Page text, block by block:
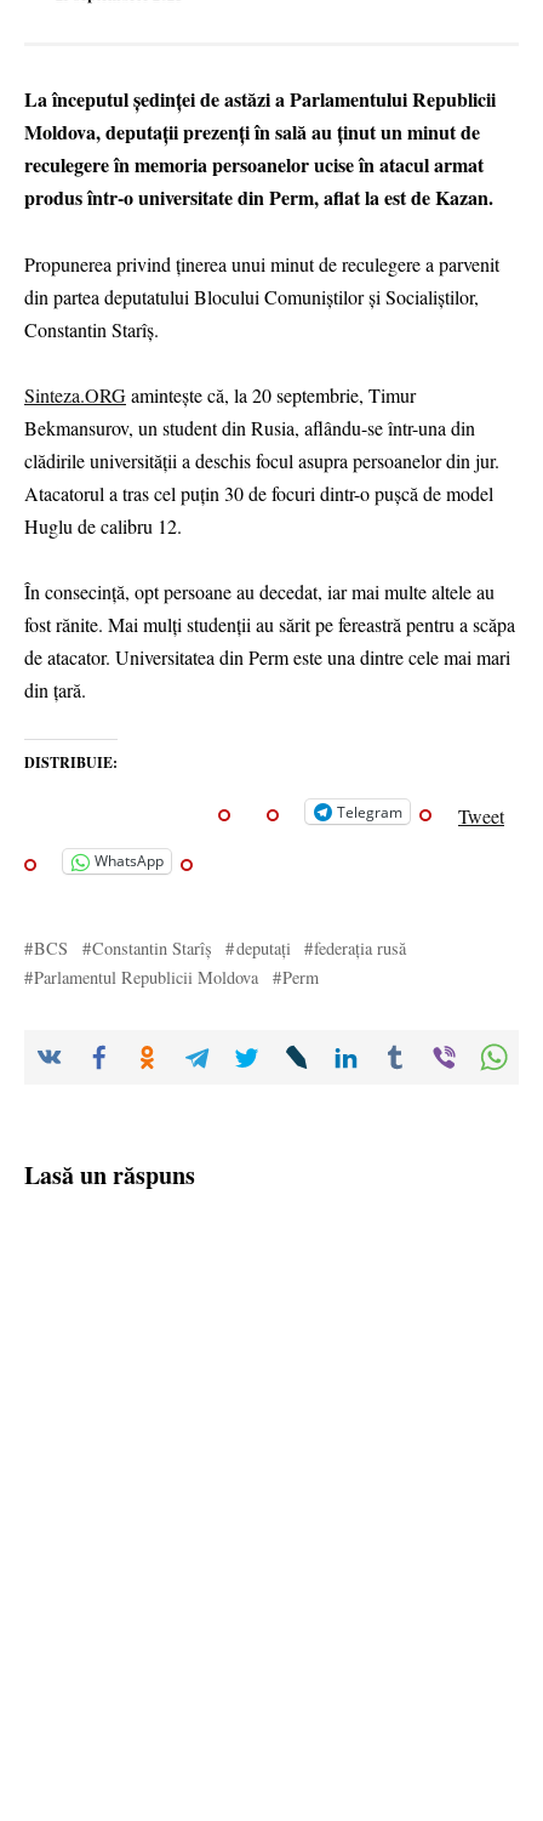
La începutul ședinței de astăzi a Parlamentului Republicii
Moldova, deputații prezenți în sală au ținut un minut de
reculegere în memoria persoanelor ucise în atacul armat
produs într-o universitate din Perm, aflat la est de Kazan.
Propunerea privind ținerea unui minut de reculegere a parvenit
din partea deputatului Blocului Comuniștilor și Socialiștilor,
Constantin Starîș.
Sinteza.ORGamintește că, la 20 septembrie, Timur
Bekmansurov, un student din Rusia, aflându-se într-una din
clădirile universităţii a deschis focul asupra persoanelor din jur.
Atacatorul a tras cel puțin 30 de focuri dintr-o pușcă de model
Huglu de calibru 12.
În consecinţă, opt persoane au decedat, iar mai multe altele au
fost rănite. Mai mulți studenții au sărit pe fereastră pentru a scăpa
de atacator. Universitatea din Perm este una dintre cele mai mari
din țară.
DISTRIBUIE:
Telegram Tweet
WhatsApp
BCS Constantin Starîș deputați
federația rusă
Parlamentul Republicii Moldova
Perm
Lasă un răspuns